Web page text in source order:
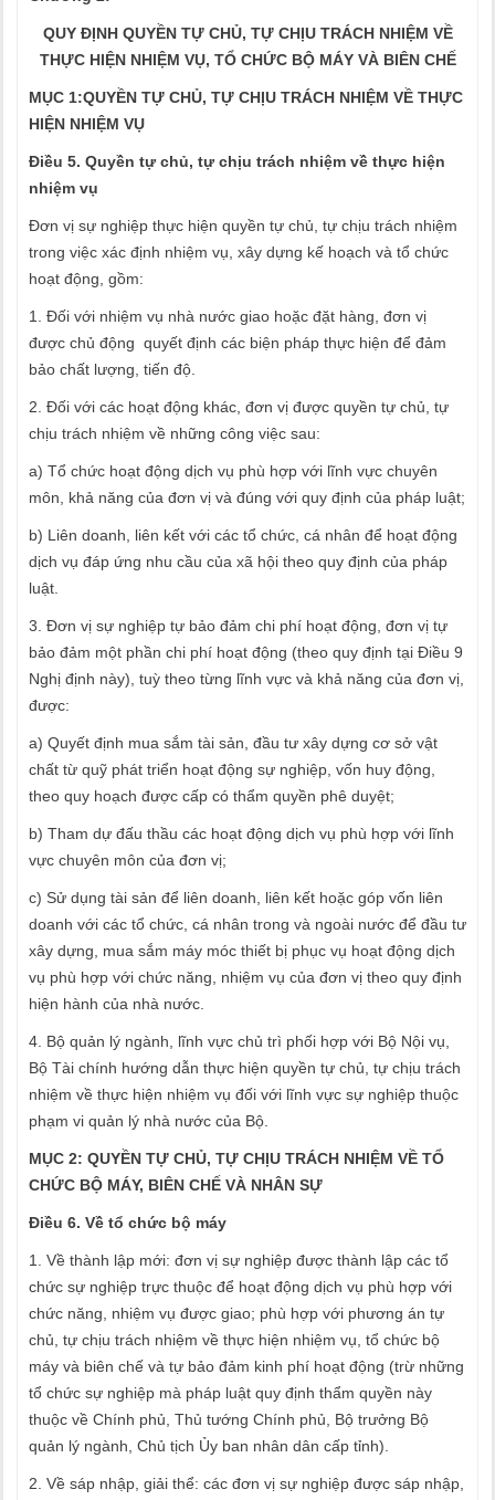
QUY ĐỊNH QUYỀN TỰ CHỦ, TỰ CHỊU TRÁCH NHIỆM VỀ
THỰC HIỆN NHIỆM VỤ, TỔ CHỨC BỘ MÁY VÀ BIÊN CHẾ
MỤC 1:QUYỀN TỰ CHỦ, TỰ CHỊU TRÁCH NHIỆM VỀ THỰC
HIỆN NHIỆM VỤ
Điều 5. Quyền tự chủ, tự chịu trách nhiệm về thực hiện
nhiệm vụ
Đơn vị sự nghiệp thực hiện quyền tự chủ, tự chịu trách nhiệm
trong việc xác định nhiệm vụ, xây dựng kế hoạch và tổ chức
hoạt động, gồm:
1. Đối với nhiệm vụ nhà nước giao hoặc đặt hàng, đơn vị
được chủ động quyết định các biện pháp thực hiện để đảm
bảo chất lượng, tiến độ.
2. Đối với các hoạt động khác, đơn vị được quyền tự chủ, tự
chịu trách nhiệm về những công việc sau:
a) Tổ chức hoạt động dịch vụ phù hợp với lĩnh vực chuyên
môn, khả năng của đơn vị và đúng với quy định của pháp luật;
b) Liên doanh, liên kết với các tổ chức, cá nhân để hoạt động
dịch vụ đáp ứng nhu cầu của xã hội theo quy định của pháp
luật.
3. Đơn vị sự nghiệp tự bảo đảm chi phí hoạt động, đơn vị tự
bảo đảm một phần chi phí hoạt động (theo quy định tại Điều 9
Nghị định này), tuỳ theo từng lĩnh vực và khả năng của đơn vị,
được:
a) Quyết định mua sắm tài sản, đầu tư xây dựng cơ sở vật
chất từ quỹ phát triển hoạt động sự nghiệp, vốn huy động,
theo quy hoạch được cấp có thẩm quyền phê duyệt;
b) Tham dự đấu thầu các hoạt động dịch vụ phù hợp với lĩnh
vực chuyên môn của đơn vị;
c) Sử dụng tài sản để liên doanh, liên kết hoặc góp vốn liên
doanh với các tổ chức, cá nhân trong và ngoài nước để đầu tư
xây dựng, mua sắm máy móc thiết bị phục vụ hoạt động dịch
vụ phù hợp với chức năng, nhiệm vụ của đơn vị theo quy định
hiện hành của nhà nước.
4. Bộ quản lý ngành, lĩnh vực chủ trì phối hợp với Bộ Nội vụ,
Bộ Tài chính hướng dẫn thực hiện quyền tự chủ, tự chịu trách
nhiệm về thực hiện nhiệm vụ đối với lĩnh vực sự nghiệp thuộc
phạm vi quản lý nhà nước của Bộ.
MỤC 2: QUYỀN TỰ CHỦ, TỰ CHỊU TRÁCH NHIỆM VỀ TỔ
CHỨC BỘ MÁY, BIÊN CHẾ VÀ NHÂN SỰ
Điều 6. Về tổ chức bộ máy
1. Về thành lập mới: đơn vị sự nghiệp được thành lập các tổ
chức sự nghiệp trực thuộc để hoạt động dịch vụ phù hợp với
chức năng, nhiệm vụ được giao; phù hợp với phương án tự
chủ, tự chịu trách nhiệm về thực hiện nhiệm vụ, tổ chức bộ
máy và biên chế và tự bảo đảm kinh phí hoạt động (trừ những
tổ chức sự nghiệp mà pháp luật quy định thẩm quyền này
thuộc về Chính phủ, Thủ tướng Chính phủ, Bộ trưởng Bộ
quản lý ngành, Chủ tịch Ủy ban nhân dân cấp tỉnh).
2. Về sáp nhập, giải thể: các đơn vị sự nghiệp được sáp nhập,